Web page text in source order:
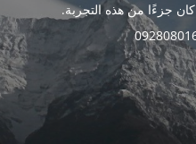
جزءًا من هذه التجربة.